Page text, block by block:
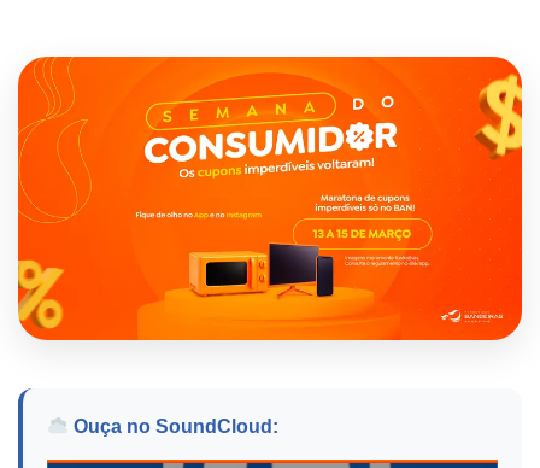
Ouça no SoundCloud: